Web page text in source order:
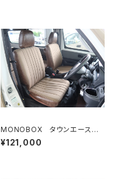
MONOBOX タウンエース用
1,2列目シートカバーセット バ
リエーション4種類
¥121,000